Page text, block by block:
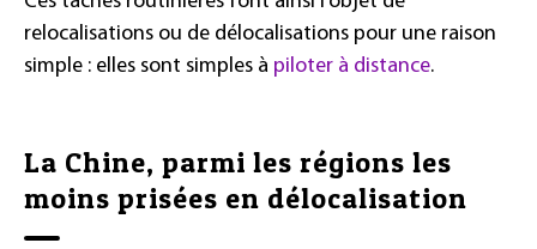
relocalisations ou de délocalisations pour une raison
simple : elles sont simples à piloter à distance.
La Chine, parmi les régions les
moins prisées en délocalisation